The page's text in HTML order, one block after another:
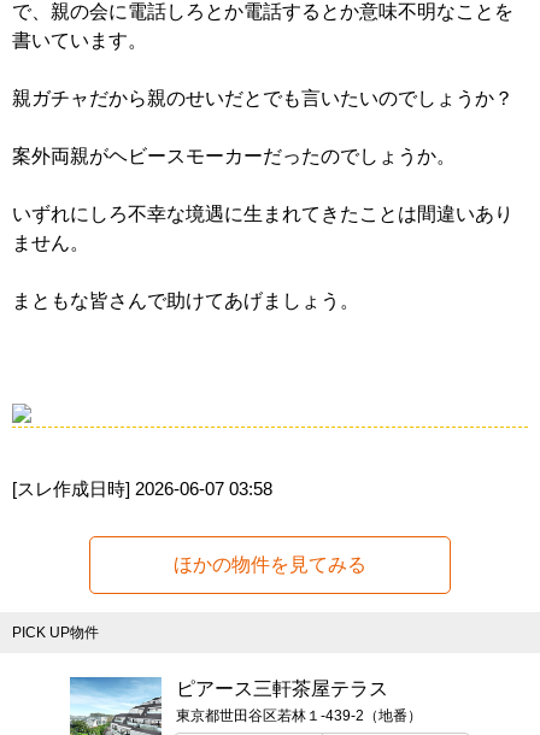
で、親の会に電話しろとか電話するとか意味不明なことを
書いています。
親ガチャだから親のせいだとでも言いたいのでしょうか？
案外両親がヘビースモーカーだったのでしょうか。
いずれにしろ不幸な境遇に生まれてきたことは間違いあり
ません。
まともな皆さんで助けてあげましょう。
[スレ作成日時] 2026-06-07 03:58
ほかの物件を見てみる
PICK UP物件
ピアース三軒茶屋テラス
東京都世田谷区若林１-439-2（地番）